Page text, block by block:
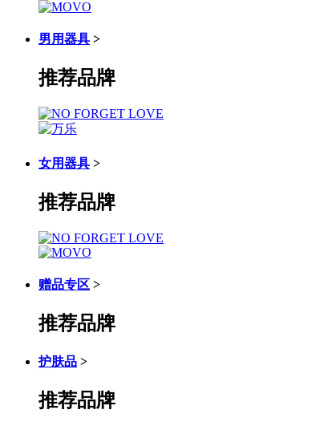
男用器具 >
推荐品牌
女用器具 >
推荐品牌
赠品专区 >
推荐品牌
护肤品 >
推荐品牌